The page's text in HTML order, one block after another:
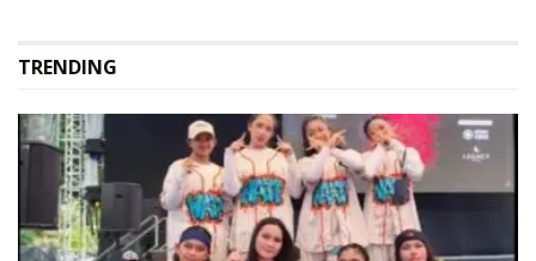
TRENDING